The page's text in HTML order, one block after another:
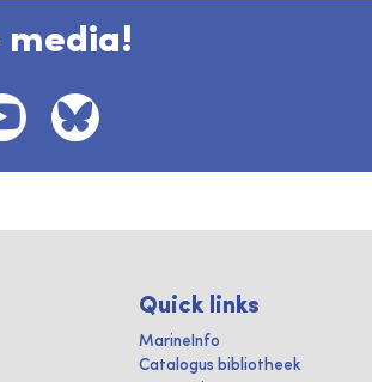
media!
Quick links
MarineInfo
Catalogus bibliotheek